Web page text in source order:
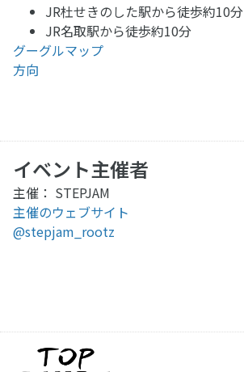
JR杜せきのした駅から徒歩約10分
JR名取駅から徒歩約10分
グーグルマップ
方向
イベント主催者
主催： STEPJAM
主催のウェブサイト
@stepjam_rootz